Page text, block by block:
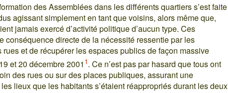
des Assemblées dans les différents quartiers s’est faite
agissant simplement en tant que voisins, alors même que,
jamais exercé d’activité politique d’aucun type. Ces
conséquence directe de la nécessité ressentie par les
et de récupérer les espaces publics de façon massive
et 20 décembre 2001 1. Ce n’est pas par hasard que tous ont
des rues ou sur des places publiques, assurant une
lieux que les habitants s’étaient réappropriés durant les deux